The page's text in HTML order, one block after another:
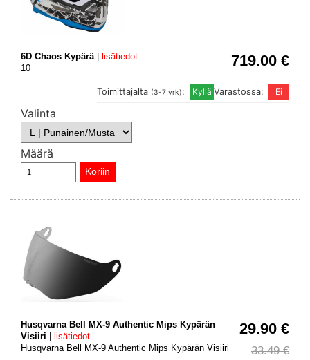
719.00 €
6D Chaos Kypärä|
lisätiedot
10
Varastossa:
Toimittajalta (3-7 vrk):
Valinta
Määrä
29.90 €
33.49 €
Husqvarna Bell MX-9 Authentic Mips Kypärän
Visiiri | lisätiedot
Husqvarna Bell MX-9 Authentic Mips Kypärän Visiiri